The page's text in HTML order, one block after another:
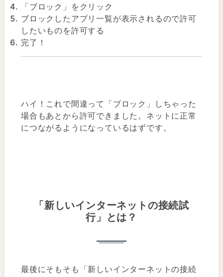
「ブロック」をクリック
ブロックしたアプリ一覧が表示されるので許可
したいものを許可する
完了！
ハイ！これで間違って「ブロック」しちゃった
場合もあとから許可できました。ネットに正常
につながるようになっているはずです。
「新しいインターネットの接続試
行」とは？
最後にそもそも「新しいインターネットの接続